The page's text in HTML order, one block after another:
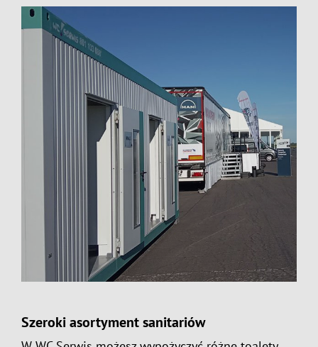
Szeroki asortyment sanitariów